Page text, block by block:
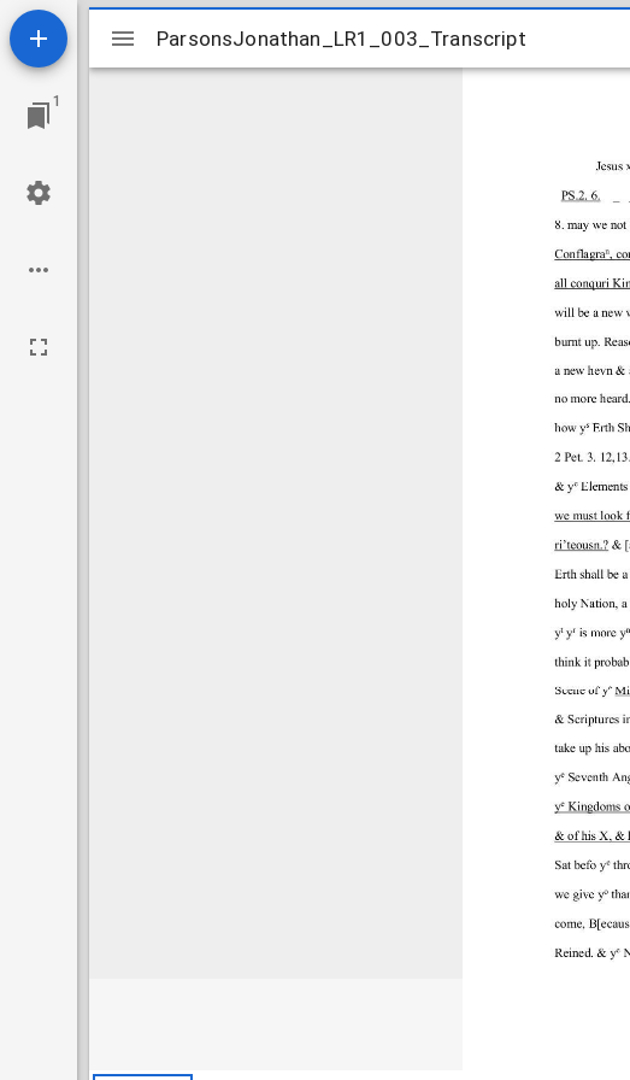
1
Mirador
viewer
ParsonsJonathan_LR1_003_Transcript
ParsonsJonathan_LR1_003_Transcript